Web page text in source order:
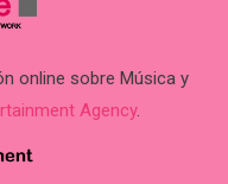
online sobre Música y
Agency.